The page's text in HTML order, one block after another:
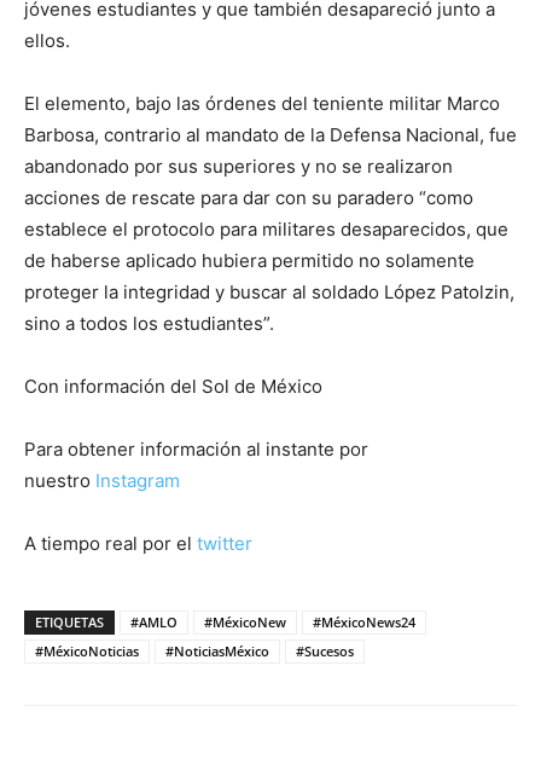
jóvenes estudiantes y que también desapareció junto a
ellos.
El elemento, bajo las órdenes del teniente militar Marco
Barbosa, contrario al mandato de la Defensa Nacional, fue
abandonado por sus superiores y no se realizaron
acciones de rescate para dar con su paradero “como
establece el protocolo para militares desaparecidos, que
de haberse aplicado hubiera permitido no solamente
proteger la integridad y buscar al soldado López Patolzin,
sino a todos los estudiantes”.
Con información del Sol de México
Para obtener información al instante por
nuestro Instagram
A tiempo real por el twitter
ETIQUETAS #AMLO #MéxicoNew
#MéxicoNews24
#MéxicoNoticias
#NoticiasMéxico #Sucesos